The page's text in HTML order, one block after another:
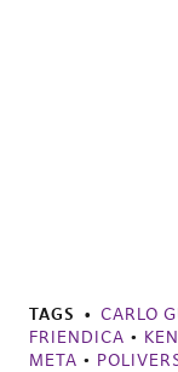
TAGS CARLO
FRIENDICA •
META •